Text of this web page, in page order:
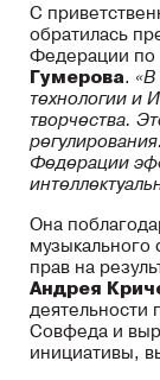
С
обратилась
Федерации по
Гумерова.
технологии и
творчества.
Федерации
Она
музыкального
прав на
Андрея
деятельности
Совфеда и
инициативы,